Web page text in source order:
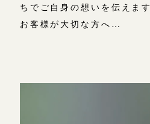
ちでご自身の想いを伝えま
お客様が大切な方へ…